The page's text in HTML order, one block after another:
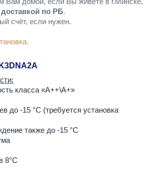
доставкой по РБ.
счёт, если нужен.
класса «А++\A+»
до -15 °С (требуется установка
также до -15 °С
8°С